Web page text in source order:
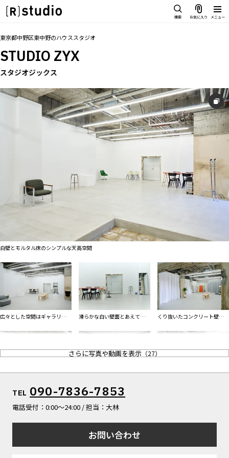
検索 お気に入り メニュー
雰囲気で探したい
SCENE
部屋ごとに写真で見比べたい
カフェやオフィスなどロケシーンも
SIZE&PRICE
すべての選択肢からスタジオを探す
スタジオを探す
雰囲気で探したい
SCENE
部屋ごとに写真で見比べたい
VARIATION
ひとつのスタジオであれもこれも
LOCATION
カフェやオフィスなどロケシーンも
すべての選択肢からスタジオを探す
お気に入り
特集
[R]studioについて
お知らせ
掲載のお問い合わせ
トップ 料金 設備 オプション
東京都中野区東中野のハウススタジオ
STUDIO ZYX
スタジオジックス
白壁とモルタル床のシンプルな天高空間
広々とした空間はギャラリー・
滑らかな白い壁面とあえてラフ
くり抜いたコンクリート壁の開
大きな開口部からスタジオ内に
入るやわらかな自然光
車を建物前へ駐車し開口部から
スムーズな搬出入が可能
さらに写真や動画を表示（27）
TEL 090-7836-7853
電話受付：0:00〜24:00 / 担当：大林
お問い合わせ